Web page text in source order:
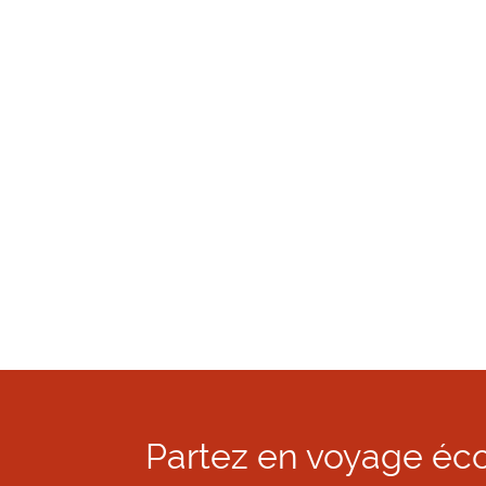
Partez en voyage